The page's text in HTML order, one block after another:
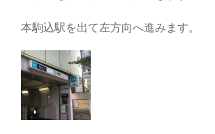
本駒込駅を出て左方向へ進みます。